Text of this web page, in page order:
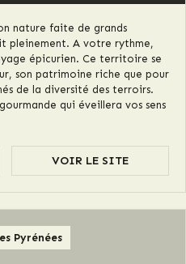
nature faite de grands
pleinement. A votre rythme,
épicurien. Ce territoire se
son patrimoine riche que pour
de la diversité des terroirs.
qui éveillera vos sens
VOIR LE SITE
Pyrénées